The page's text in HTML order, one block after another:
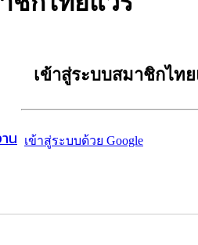
น
เข้าสู่ระบบสมาชิกไท
เข้าสู่ระบบด้วย Google